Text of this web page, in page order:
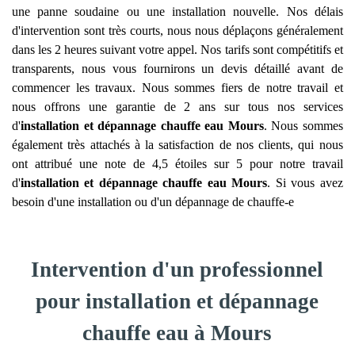
une panne soudaine ou une installation nouvelle. Nos délais
d'intervention sont très courts, nous nous déplaçons généralement
dans les 2 heures suivant votre appel. Nos tarifs sont compétitifs et
transparents, nous vous fournirons un devis détaillé avant de
commencer les travaux. Nous sommes fiers de notre travail et
nous offrons une garantie de 2 ans sur tous nos services
d'installation et dépannage chauffe eau Mours. Nous sommes
également très attachés à la satisfaction de nos clients, qui nous
ont attribué une note de 4,5 étoiles sur 5 pour notre travail
d'installation et dépannage chauffe eau Mours. Si vous avez
besoin d'une installation ou d'un dépannage de chauffe-e
Intervention d'un professionnel
pour installation et dépannage
chauffe eau à Mours